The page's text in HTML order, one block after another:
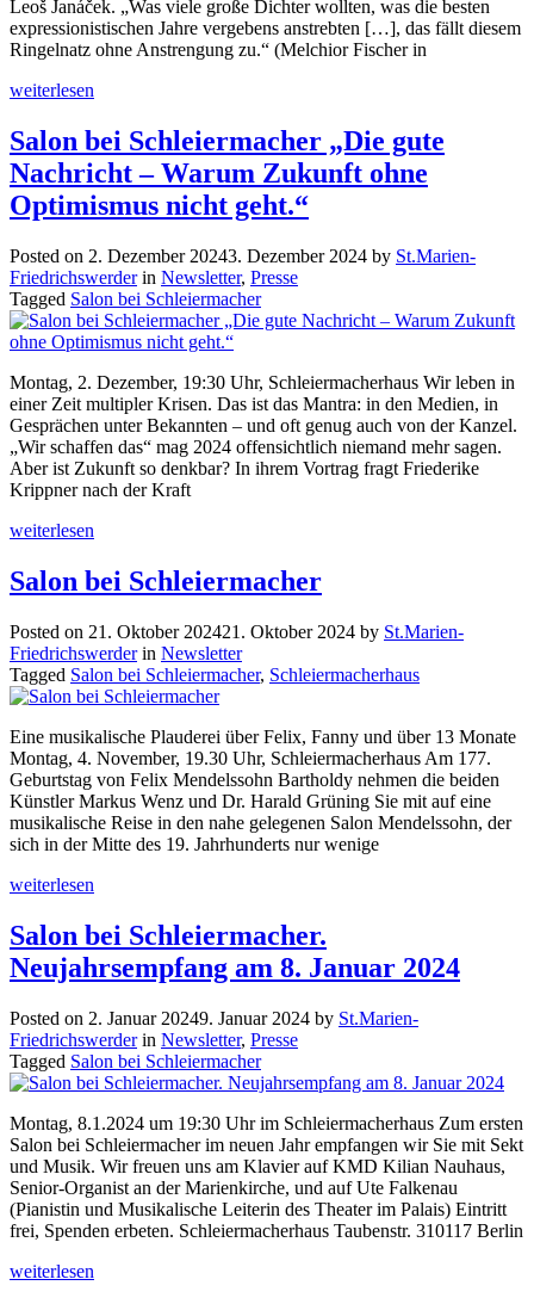
Leoš Janáček. „Was viele große Dichter wollten, was die besten
expressionistischen Jahre vergebens anstrebten […], das fällt diesem
Ringelnatz ohne Anstrengung zu.“ (Melchior Fischer in
weiterlesen
Salon bei Schleiermacher „Die gute
Nachricht – Warum Zukunft ohne
Optimismus nicht geht.“
Posted on 2. Dezember 20243. Dezember 2024 by St.Marien-
Friedrichswerderin Newsletter, Presse
Tagged Salon bei Schleiermacher
Montag, 2. Dezember, 19:30 Uhr, Schleiermacherhaus Wir leben in
einer Zeit multipler Krisen. Das ist das Mantra: in den Medien, in
Gesprächen unter Bekannten – und oft genug auch von der Kanzel.
„Wir schaffen das“ mag 2024 offensichtlich niemand mehr sagen.
Aber ist Zukunft so denkbar? In ihrem Vortrag fragt Friederike
Krippner nach der Kraft
weiterlesen
Salon bei Schleiermacher
Posted on 21. Oktober 202421. Oktober 2024 by St.Marien-
Friedrichswerderin Newsletter
Tagged Salon bei Schleiermacher, Schleiermacherhaus
Eine musikalische Plauderei über Felix, Fanny und über 13 Monate
Montag, 4. November, 19.30 Uhr, Schleiermacherhaus Am 177.
Geburtstag von Felix Mendelssohn Bartholdy nehmen die beiden
Künstler Markus Wenz und Dr. Harald Grüning Sie mit auf eine
musikalische Reise in den nahe gelegenen Salon Mendelssohn, der
sich in der Mitte des 19. Jahrhunderts nur wenige
weiterlesen
Salon bei Schleiermacher.
Neujahrsempfang am 8. Januar 2024
Posted on 2. Januar 20249. Januar 2024 by St.Marien-
Friedrichswerderin Newsletter, Presse
Tagged Salon bei Schleiermacher
Montag, 8.1.2024 um 19:30 Uhr im Schleiermacherhaus Zum ersten
Salon bei Schleiermacher im neuen Jahr empfangen wir Sie mit Sekt
und Musik. Wir freuen uns am Klavier auf KMD Kilian Nauhaus,
Senior-Organist an der Marienkirche, und auf Ute Falkenau
(Pianistin und Musikalische Leiterin des Theater im Palais) Eintritt
frei, Spenden erbeten. Schleiermacherhaus Taubenstr. 310117 Berlin
weiterlesen